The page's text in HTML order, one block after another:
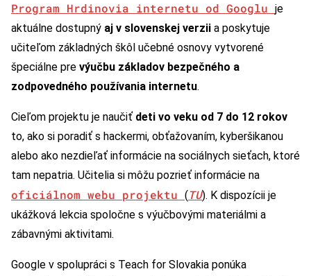
Program Hrdinovia internetu od Googlu je
aktuálne dostupný aj v slovenskej verzii a poskytuje
učiteľom základných škôl učebné osnovy vytvorené
špeciálne pre výučbu základov bezpečného a
zodpovedného používania internetu.
Cieľom projektu je naučiť deti vo veku od 7 do 12 rokov
to, ako si poradiť s hackermi, obťažovaním, kyberšikanou
alebo ako nezdieľať informácie na sociálnych sieťach, ktoré
tam nepatria. Učitelia si môžu pozrieť informácie na
oficiálnom webu projektu (TU). K dispozícii je
ukážková lekcia spoločne s výučbovými materiálmi a
zábavnými aktivitami.
Google v spolupráci s Teach for Slovakia ponúka